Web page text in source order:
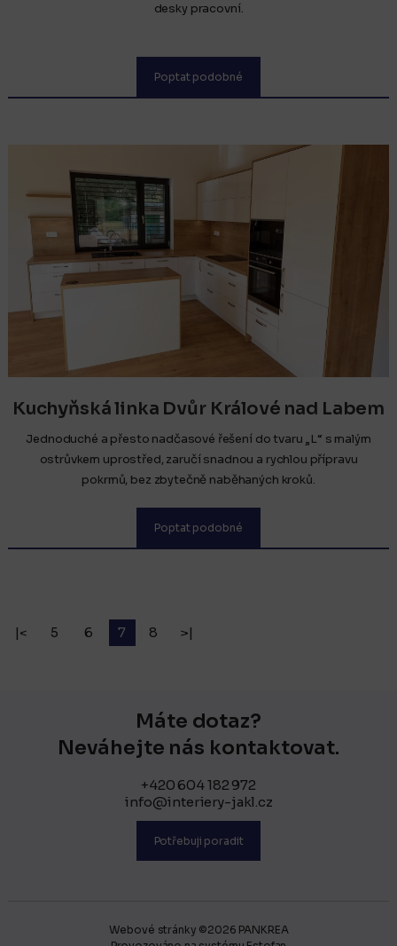
desky pracovní.
Poptat podobné
Kuchyňská linka Dvůr Králové nad Labem
Jednoduché a přesto nadčasové řešení do tvaru „L“ s malým
ostrůvkem uprostřed, zaručí snadnou a rychlou přípravu
pokrmů, bez zbytečně naběhaných kroků.
Poptat podobné
|< 5 6 7 8 >|
Máte dotaz?
Neváhejte nás kontaktovat.
+420 604 182 972
info@interiery-jakl.cz
Potřebuji poradit
Webové stránky ©2026 PANKREA